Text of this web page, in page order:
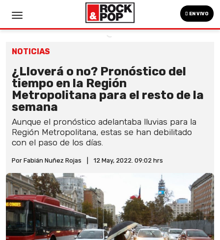
EN VIVO
NOTICIAS
¿Lloverá o no? Pronóstico del
tiempo en la Región
Metropolitana para el resto de la
semana
Aunque el pronóstico adelantaba lluvias para la
Región Metropolitana, estas se han debilitado
con el paso de los días.
Por Fabián Nuñez Rojas 12 May, 2022. 09:02 hrs